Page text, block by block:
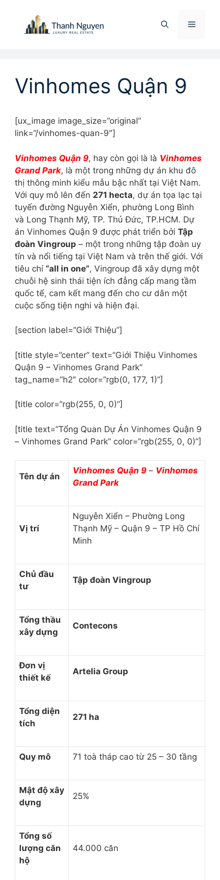
Menu
Vinhomes Quận 9
[ux_image image_size=”original”
link=”/vinhomes-quan-9″]
Vinhomes Quận 9, hay còn gọi là là Vinhomes
Grand Park, là một trong những dự án khu đô
thị thông minh kiểu mẫu bậc nhất tại Việt Nam.
Với quy mô lên đến 271 hecta, dự án tọa lạc tại
tuyến đường Nguyễn Xiển, phường Long Bình
và Long Thạnh Mỹ, TP. Thủ Đức, TP.HCM. Dự
án Vinhomes Quận 9 được phát triển bởi Tập
đoàn Vingroup – một trong những tập đoàn uy
tín và nổi tiếng tại Việt Nam và trên thế giới. Với
tiêu chí “all in one”, Vingroup đã xây dựng một
chuỗi hệ sinh thái tiện ích đẳng cấp mang tầm
quốc tế, cam kết mang đến cho cư dân một
cuộc sống tiện nghi và hiện đại.
[section label=”Giới Thiệu”]
[title style=”center” text=”Giới Thiệu Vinhomes
Quận 9 – Vinhomes Grand Park”
tag_name=”h2″ color=”rgb(0, 177, 1)”]
[title color=”rgb(255, 0, 0)”]
[title text=”Tổng Quan Dự Án Vinhomes Quận 9
– Vinhomes Grand Park” color=”rgb(255, 0, 0)”]
Tên dự án
Vinhomes Quận 9 – Vinhomes
Grand Park
Vị trí
Nguyễn Xiển – Phường Long
Thạnh Mỹ – Quận 9 – TP Hồ Chí
Minh
Chủ đầu
tư
Tập đoàn Vingroup
Tổng thầu
xây dựng
Contecons
Đơn vị
thiết kế
Artelia Group
Tổng diện
tích
271 ha
Quy mô 71 toà tháp cao từ 25 – 30 tầng
Mật độ xây
dựng
25%
Tổng số
lượng căn
hộ
44.000 căn